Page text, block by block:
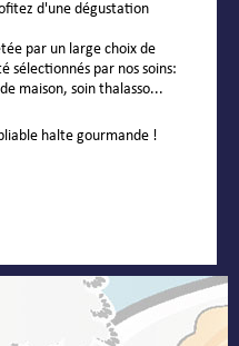
d'une dégustation
par un large choix de
sélectionnés par nos soins:
maison, soin thalasso...
halte gourmande !